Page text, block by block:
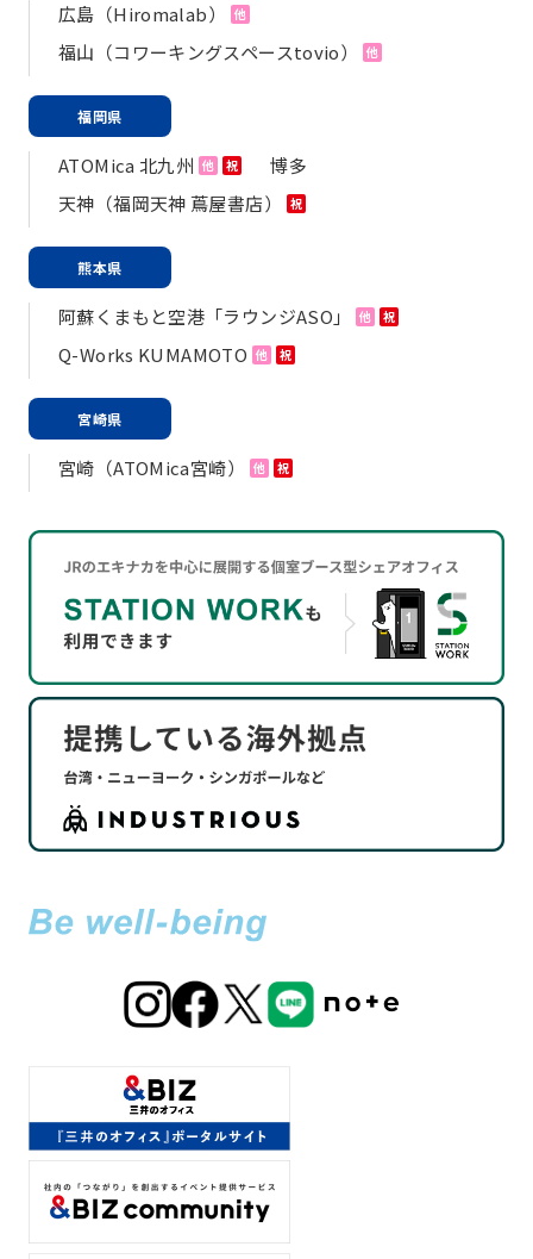
広島（Hiromalab） 他
福山（コワーキングスペースtovio） 他
福岡県
ATOMica 北九州 他 祝
博多
天神（福岡天神 蔦屋書店）
祝
熊本県
阿蘇くまもと空港「ラウンジASO」 他 祝
Q-Works KUMAMOTO 他 祝
宮崎県
宮崎（ATOMica宮崎） 他 祝